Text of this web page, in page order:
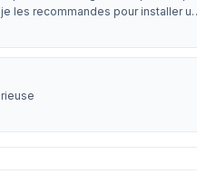
les recommandes pour installer